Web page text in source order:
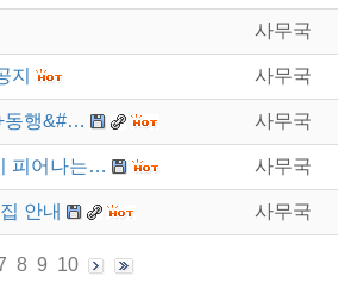
사무국
지 사무국
동행&#… 사무국
피어나는… 사무국
안내 사무국
8 9 10